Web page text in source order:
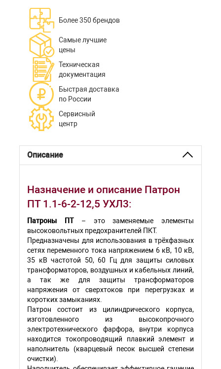
Более 350 брендов
Самые лучшие
цены
Техническая
документация
Быстрая доставка
по России
Сервисный
центр
Описание
Назначение и описание Патрон
ПТ 1.1-6-2-12,5 УХЛ3:
Патроны ПТ– это заменяемые элементы
высоковольтных предохранителей ПКТ.
Предназначены для использования в трёхфазных
сетях переменного тока напряжением 6 кВ, 10 кВ,
35 кВ частотой 50, 60 Гц для защиты силовых
трансформаторов, воздушных и кабельных линий,
а так же для защиты трансформаторов
напряжения от сверхтоков при перегрузках и
коротких замыканиях.
Патрон состоит из цилиндрического корпуса,
изготовленного из высокопрочного
электротехнического фарфора, внутри корпуса
находится токопроводящий плавкий элемент и
наполнитель (кварцевый песок высшей степени
очистки).